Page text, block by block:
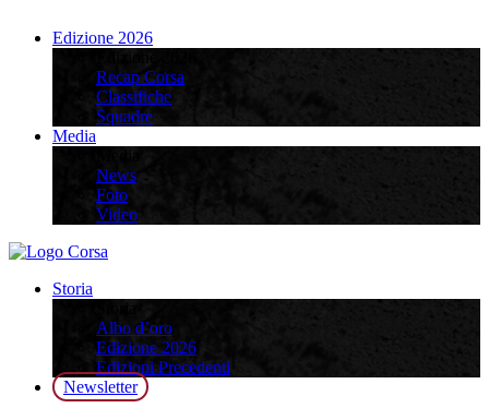
Edizione 2026
Recap Corsa
Classifiche
Squadre
Media
News
Foto
Video
Storia
Albo d’oro
Edizione 2026
Edizioni Precedenti
Newsletter